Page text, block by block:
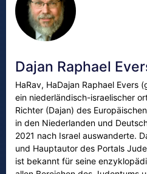
Dajan Raphael
HaRav, HaDajan Raphael Evers
ein niederländisch-israelischer
Richter (Dajan) des
in den Niederlanden und
2021 nach Israel auswanderte.
und Hauptautor des Portals
ist bekannt für seine